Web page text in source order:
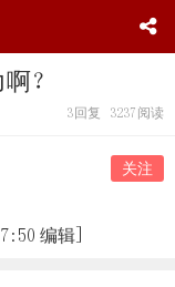
？
3 回复 3237 阅读
关注
编辑]